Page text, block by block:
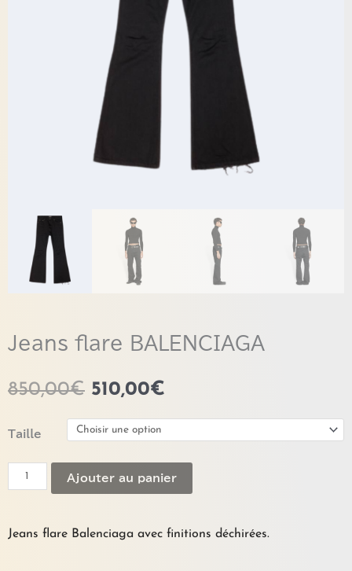
Jeans flare BALENCIAGA
850,00€ Le
initial
était :
850,00€.
510,00€
actuel
est :
510,00€.
Taille
quantité
Jeans
flare
BALENCIAGA
Ajouter au panier
Jeans flare Balenciaga avec finitions déchirées.